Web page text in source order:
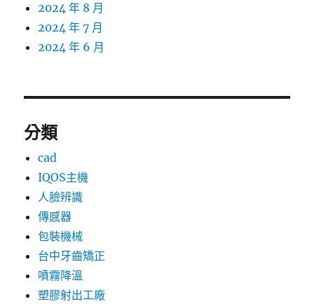
2024 年 8 月
2024 年 7 月
2024 年 6 月
分類
cad
IQOS主機
人臉辨識
傳感器
包裝機械
台中牙齒矯正
噴霧降溫
塑膠射出工廠